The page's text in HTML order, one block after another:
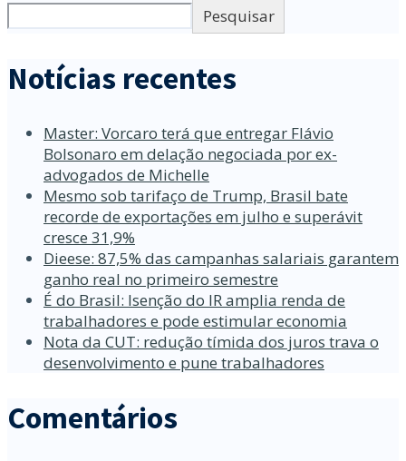
Pesquisar
Notícias recentes
Master: Vorcaro terá que entregar Flávio
Bolsonaro em delação negociada por ex-
advogados de Michelle
Mesmo sob tarifaço de Trump, Brasil bate
recorde de exportações em julho e superávit
cresce 31,9%
Dieese: 87,5% das campanhas salariais garantem
ganho real no primeiro semestre
É do Brasil: Isenção do IR amplia renda de
trabalhadores e pode estimular economia
Nota da CUT: redução tímida dos juros trava o
desenvolvimento e pune trabalhadores
Comentários